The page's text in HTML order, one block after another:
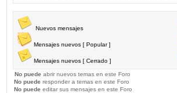
Nuevos mensajes
Mensajes nuevos [ Popular ]
Mensajes nuevos [ Cerrado ]
No puede abrir nuevos temas en este Foro
No puede responder a temas en este Foro
No puede editar sus mensajes en este Foro